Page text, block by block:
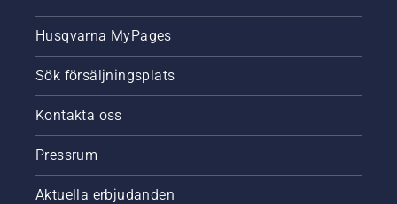
Husqvarna MyPages
Sök försäljningsplats
Kontakta oss
Pressrum
Aktuella erbjudanden